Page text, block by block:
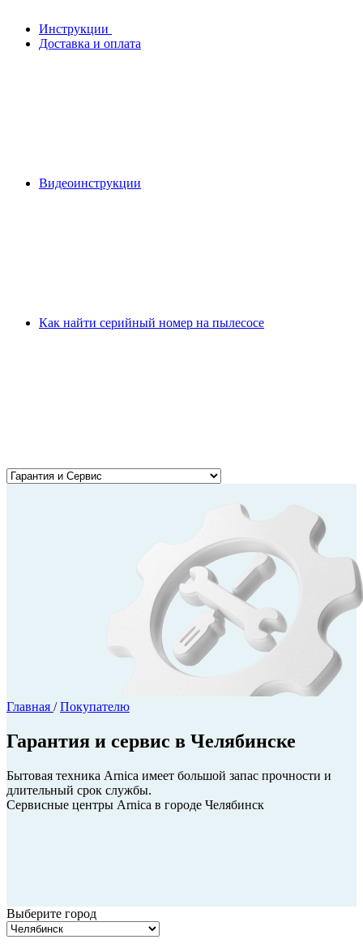
Инструкции
Доставка и оплата
Видеоинструкции
Как найти серийный номер на пылесосе
Главная / Покупателю
Гарантия и сервис в Челябинске
Бытовая техника Arnica имеет большой запас прочности и
длительный срок службы.
Сервисные центры Arnica в городе Челябинск
Выберите город